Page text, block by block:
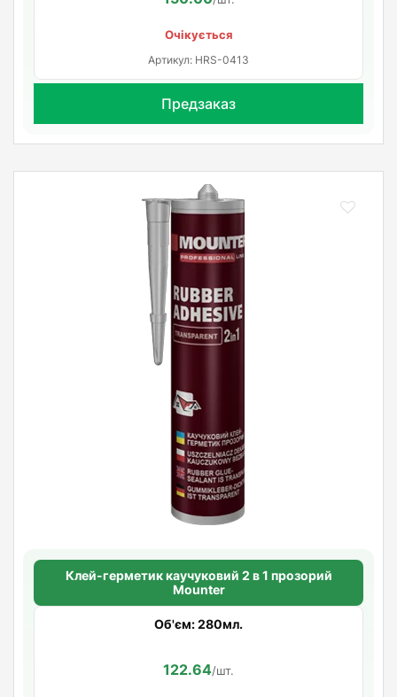
Очікується
Артикул: HRS-0413
Предзаказ
Клей-герметик каучуковий 2 в 1 прозорий
Mounter
Об'єм: 280мл.
122.64/шт.